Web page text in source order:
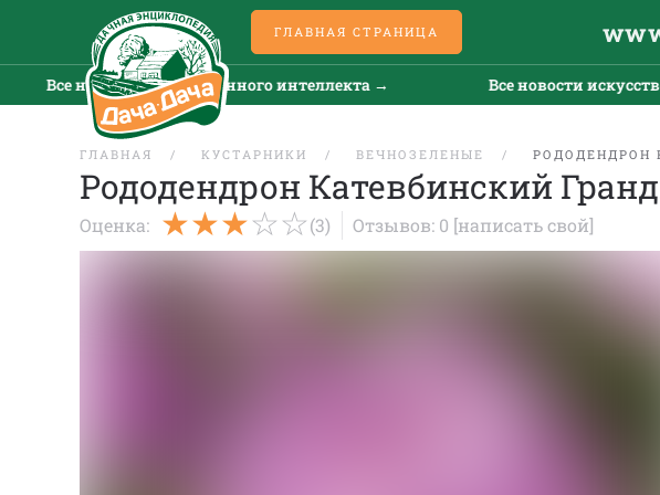
ГЛАВНАЯ СТРАНИЦА
новости искусственного интеллекта → Все новости
ГЛАВНАЯ КУСТАРНИКИ ВЕЧНОЗЕЛЕНЫЕ РОДОДЕНДРОН
Рододендрон Катевбинский
Оценка: (3) Отзывов: 0 [написать свой]